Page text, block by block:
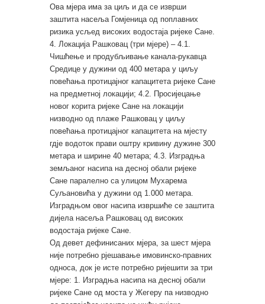
Ова мјера има за циљ и да се изврши
заштита насеља Гомјеница од поплавних
ризика усљед високих водостаја ријеке Сане.
4. Локација Рашковац (три мјере) – 4.1.
Чишћење и продубљивање канала-рукавца
Средице у дужини од 400 метара у циљу
повећања протицајног капацитета ријеке Сане
на предметној локацији; 4.2. Просијецање
новог корита ријеке Сане на локацији
низводно од плаже Рашковац у циљу
повећања протицајног капацитета на мјесту
гдје водоток прави оштру кривину дужине 300
метара и ширине 40 метара; 4.3. Изградња
земљаног насипа на десној обали ријеке
Сане паралелно са улицом Мухарема
Суљановића у дужини од 1.000 метара.
Изградњом овог насипа извршиће се заштита
дијела насеља Рашковац од високих
водостаја ријеке Сане.
Од девет дефинисаних мјера, за шест мјера
није потребно рјешавање имовинско-правних
односа, док је исте потребно ријешити за три
мјере: 1. Изградња насипа на десној обали
ријеке Сане од моста у Жегеру па низводно